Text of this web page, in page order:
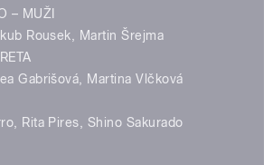
– MUŽI
Rousek, Martin Šrejma
Gabrišová, Martina Vlčková
Rita Pires, Shino Sakurado